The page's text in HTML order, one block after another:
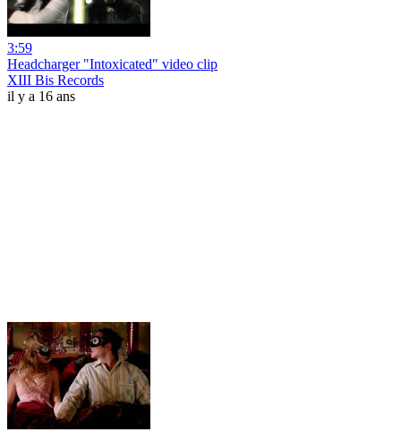
3:59
Headcharger "Intoxicated" video clip
XIII Bis Records
il y a 16 ans